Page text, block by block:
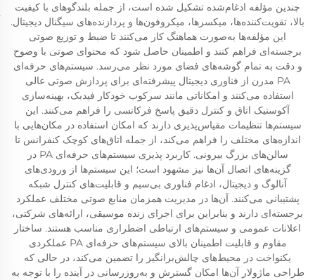
چندین مؤلفه ادغام‌شده تشکیل شده است، از جمله بلندگوهای با کیفیت
بالا، تقویت‌کننده‌ها، میکسرها، میکروفون‌ها و پردازنده‌های سیگنال دیجیتال.
این مؤلفه‌ها به‌صورت هماهنگ کار می‌کنند تا ضبط و توزیع صوتی
برجسته‌ای فراهم کنند و اطمینان حاصل شود که محتوای صوتی با وضوح
و دقت به تمام گوشه‌های فضای مورد نظر می‌رسد. سیستم‌های حرفه‌ای
PA مدرن از فناوری دیجیتال پیشرفته‌ای برای پردازش صوتی عالی
استفاده می‌کنند و امکاناتی مانند سرکوب خودکار فیدبک، بهینه‌سازی
آکوستیک اتاق و کنترل دقیق پاسخ فرکانسی را فراهم می‌کنند. این
سیستم‌ها تنظیمات مقیاس‌پذیری دارند که امکان استفاده در مکان‌هایی با
اندازه‌های مختلف را فراهم می‌کند، از جمله اتاق‌های کوچک کنفرانس تا
سالن‌های بزرگ بیرونی. کاربرد پذیری سیستم‌های حرفه‌ای PA در
گزینه‌های اتصال آن‌ها نیز مشهود است؛ این سیستم‌ها از ورودی‌های
آنالوگ و دیجیتال، ادغام فناوری بی‌سیم و قابلیت‌های کنترل شبکه
پشتیبانی می‌کنند. آن‌ها در مدیریت همزمان منابع صوتی مختلف عملکرد
برجسته‌ای دارند و بنابراین برای اجرای زنده موسیقی، ارائه‌های شرکتی،
اعلانات عمومی و سیستم‌های ارتباطی اضطراری مناسب هستند. ساختار
مقاوم و قابلیت اطمینان بالای سیستم‌های حرفه‌ای PA عملکردی
یکنواخت در محیط‌های چالش‌برانگیز را تضمین می‌کند، در حالی که
طراحی ماژولار آن‌ها امکان گسترش و به‌روزرسانی در آینده را با توجه به